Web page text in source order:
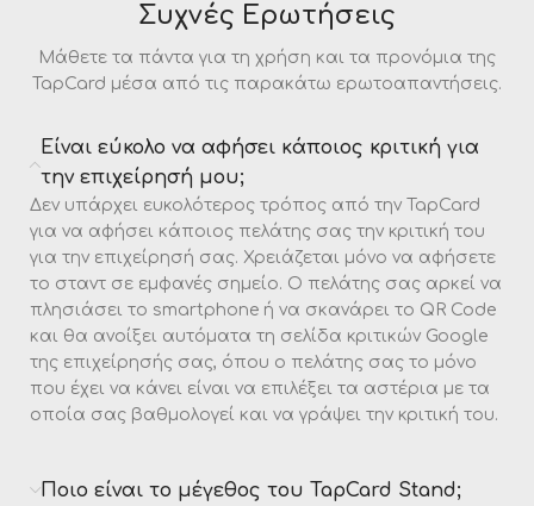
Συχνές Ερωτήσεις
Μάθετε τα πάντα για τη χρήση και τα προνόμια της
TapCard μέσα από τις παρακάτω ερωτοαπαντήσεις.
Είναι εύκολο να αφήσει κάποιος κριτική για
την επιχείρησή μου;
Δεν υπάρχει ευκολότερος τρόπος από την TapCard
για να αφήσει κάποιος πελάτης σας την κριτική του
για την επιχείρησή σας. Χρειάζεται μόνο να αφήσετε
το σταντ σε εμφανές σημείο. Ο πελάτης σας αρκεί να
πλησιάσει το smartphone ή να σκανάρει το QR Code
και θα ανοίξει αυτόματα τη σελίδα κριτικών Google
της επιχείρησής σας, όπου ο πελάτης σας το μόνο
που έχει να κάνει είναι να επιλέξει τα αστέρια με τα
οποία σας βαθμολογεί και να γράψει την κριτική του.
Ποιο είναι το μέγεθος του TapCard Stand;